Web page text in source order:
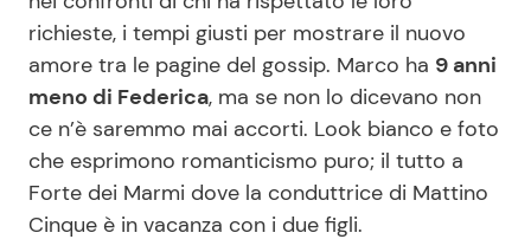
richieste, i tempi giusti per mostrare il nuovo
amore tra le pagine del gossip. Marco ha 9 anni
meno di Federica, ma se non lo dicevano non
ce n’è saremmo mai accorti. Look bianco e foto
che esprimono romanticismo puro; il tutto a
Forte dei Marmi dove la conduttrice di Mattino
Cinque è in vacanza con i due figli.